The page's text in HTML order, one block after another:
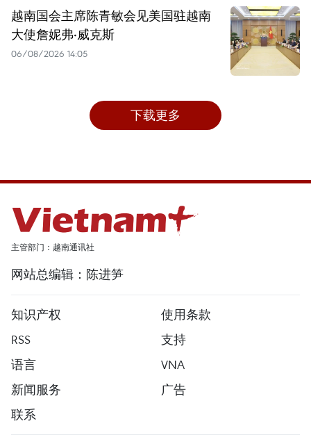
越南国会主席陈青敏会见美国驻越南
大使詹妮弗·威克斯
06/08/2026 14:05
下载更多
主管部门：越南通讯社
网站总编辑：陈进笋
知识产权
使用条款
RSS
支持
语言
VNA
新闻服务
广告
联系